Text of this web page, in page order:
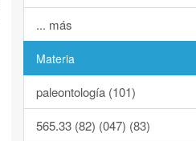
... más
Materia
paleontología (101)
565.33 (82) (047) (83)